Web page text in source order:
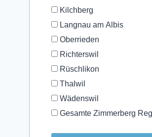
Kilchberg
Langnau am Albis
Oberrieden
Richterswil
Rüschlikon
Thalwil
Wädenswil
Gesamte Zimmerberg